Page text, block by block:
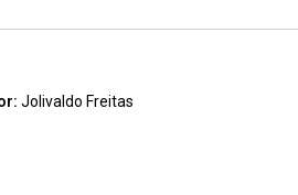
Jolivaldo Freitas